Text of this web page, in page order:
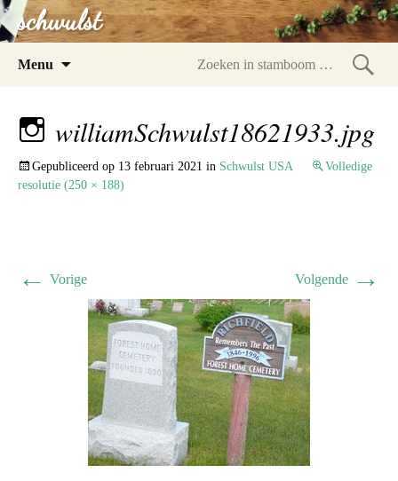
schwulst
Menu
williamSchwulst18621933.jpg
Gepubliceerd op 13 februari 2021 in Schwulst USA
Volledige
resolutie (250 × 188)
← Vorige Volgende →